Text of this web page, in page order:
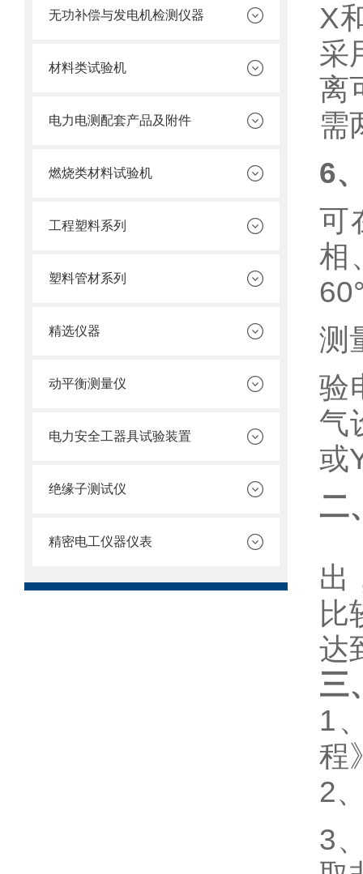
无功补偿与发电机检测仪器
材料类试验机
电力电测配套产品及附件
燃烧类材料试验机
工程塑料系列
塑料管材系列
精选仪器
动平衡测量仪
电力安全工器具试验装置
绝缘子测试仪
精密电工仪器仪表
X
采
离
需
6
可
相
测
验
气
或
二
出
比
达
三
1
程
2
3